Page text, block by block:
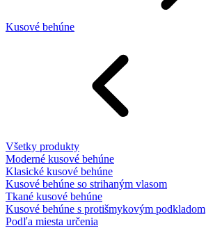
Kusové behúne
Všetky produkty
Moderné kusové behúne
Klasické kusové behúne
Kusové behúne so strihaným vlasom
Tkané kusové behúne
Kusové behúne s protišmykovým podkladom
Podľa miesta určenia